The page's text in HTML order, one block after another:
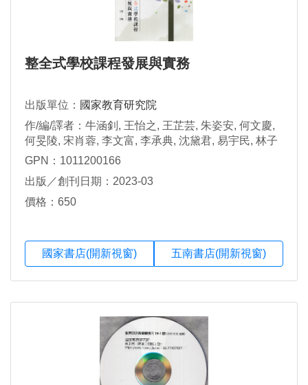
整全式學校課程發展與實務
出版單位： 國家教育研究院
作/編/譯者：牛涵釗, 王怡之, 王芷芸, 朱姿安, 何文慶,
何旻陵, 宋肖蓉, 李文富, 李承典, 沈黛君, 易宇民, 林子
建, 姚博偉, 施如娟, 柯靜蓉, 洪玉真, 洪詠善, 張云棻, 張
陳英叡, 陳渙鏘, 陳逸年, 曾惠蓮, 曾雅雯, 黃玉杉, 黃彥
融, 楊女慧, 楊佳惠, 楊淑敏, 楊惠娥, 廖莉莉, 劉玲岐, 潘
GPN：1011200166
出版／創刊日期：2023-03
價格：650
國家書店(開新視窗) 五南書店(開新視窗)